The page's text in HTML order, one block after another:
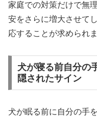
家庭での対策だけで無
安をさらに増大させて
応することが求められま
犬が寝る前自分の
隠されたサイン
犬が眠る前に自分の手